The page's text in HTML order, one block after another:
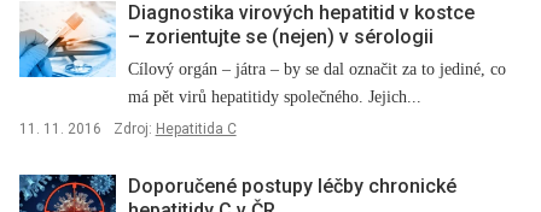
Diagnostika virových hepatitid v kostce
–⁠ zorientujte se (nejen) v sérologii
Cílový orgán –⁠ játra –⁠ by se dal označit za to jediné, co
má pět virů hepatitidy společného. Jejich...
11. 11. 2016 Zdroj: Hepatitida C
Doporučené postupy léčby chronické